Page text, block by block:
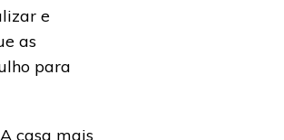
e
as
para
casa mais